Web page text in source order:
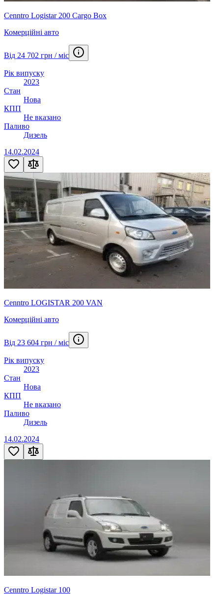
Cenntro Logistar 200 Cargo Box
Комерційні авто
Від 24 702 грн / міс
Рік випуску
2023
Стан
Нова
КПП
Не вказано
Паливо
Дизель
14.02.2024
Cenntro LOGISTAR 200 VAN
Комерційні авто
Від 23 604 грн / міс
Рік випуску
2023
Стан
Нова
КПП
Не вказано
Паливо
Дизель
14.02.2024
Cenntro Logistar 100